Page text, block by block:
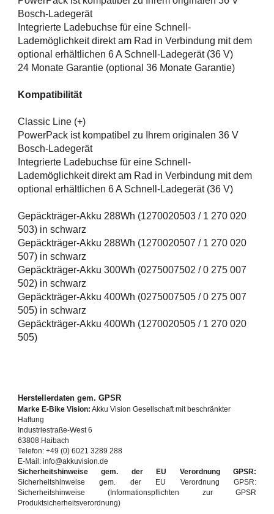
Bosch-Ladegerät
Integrierte Ladebuchse für eine Schnell-
Lademöglichkeit direkt am Rad in Verbindung mit dem
optional erhältlichen 6 A Schnell-Ladegerät (36 V)
24 Monate Garantie (optional 36 Monate Garantie)
Kompatibilität
Classic Line (+)
PowerPack ist kompatibel zu Ihrem originalen 36 V
Bosch-Ladegerät
Integrierte Ladebuchse für eine Schnell-
Lademöglichkeit direkt am Rad in Verbindung mit dem
optional erhältlichen 6 A Schnell-Ladegerät (36 V)
Gepäckträger-Akku 288Wh (1270020503 / 1 270 020
503) in schwarz
Gepäckträger-Akku 288Wh (1270020507 / 1 270 020
507) in schwarz
Gepäckträger-Akku 300Wh (0275007502 / 0 275 007
502) in schwarz
Gepäckträger-Akku 400Wh (0275007505 / 0 275 007
505) in schwarz
Gepäckträger-Akku 400Wh (1270020505 / 1 270 020
505)
Herstellerdaten gem. GPSR
Marke E-Bike Vision: Akku Vision Gesellschaft mit beschränkter
Haftung
Industriestraße-West 6
63808 Haibach
Telefon: +49 (0) 6021 3289 288
E-Mail: info@akkuvision.de
Sicherheitshinweise gem. der EU Verordnung GPSR:
Sicherheitshinweise gem. der EU Verordnung GPSR:
Sicherheitshinweise (Informationspflichten zur GPSR
Produktsicherheitsverordnung)